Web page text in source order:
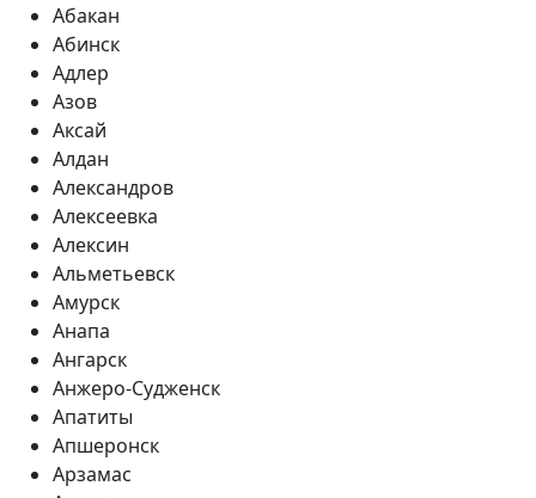
Абакан
Абинск
Адлер
Азов
Аксай
Алдан
Александров
Алексеевка
Алексин
Альметьевск
Амурск
Анапа
Ангарск
Анжеро-Судженск
Апатиты
Апшеронск
Арзамас